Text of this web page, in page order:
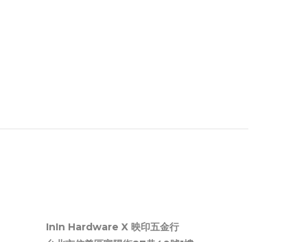
InIn Hardware X 映印五金行